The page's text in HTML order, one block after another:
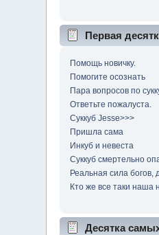
Первая
Помощь новичку.
Помогите осознать
Пара вопросов по
Ответьте пожалуста.
Суккуб Jesse>>>
Пришла сама
Инкуб и невеста
Суккуб смертельно
Реальная сила богов,
Кто же все таки наша
Десятка